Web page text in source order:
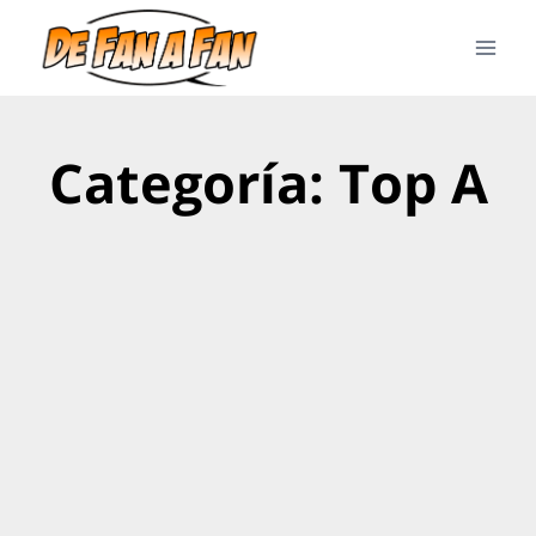
Categoría: Top A